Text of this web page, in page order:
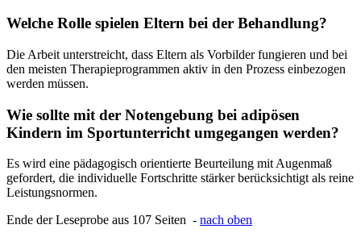
Welche Rolle spielen Eltern bei der Behandlung?
Die Arbeit unterstreicht, dass Eltern als Vorbilder fungieren und bei
den meisten Therapieprogrammen aktiv in den Prozess einbezogen
werden müssen.
Wie sollte mit der Notengebung bei adipösen
Kindern im Sportunterricht umgegangen werden?
Es wird eine pädagogisch orientierte Beurteilung mit Augenmaß
gefordert, die individuelle Fortschritte stärker berücksichtigt als reine
Leistungsnormen.
Ende der Leseprobe aus 107 Seiten - nach oben